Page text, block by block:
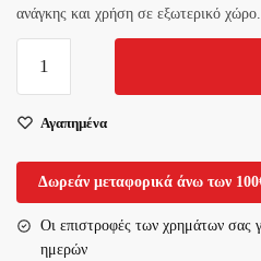
ανάγκης και χρήση σε εξωτερικό χώρο.
Συσκευή
Yuwell
B5.
VITA
13-
Αγαπημένα
Δωρεάν μεταφορικά άνω των
Οι επιστροφές των χρημάτων σας
ημερών